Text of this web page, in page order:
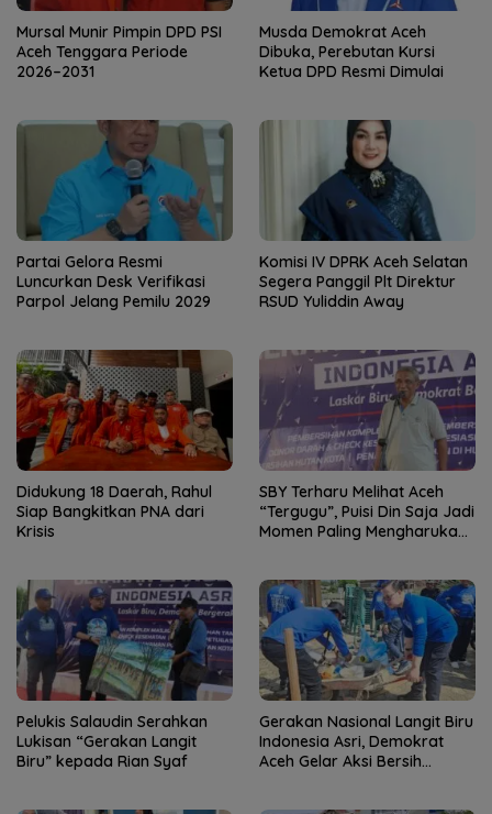
Mursal Munir Pimpin DPD PSI
Aceh Tenggara Periode
2026–2031
Musda Demokrat Aceh
Dibuka, Perebutan Kursi
Ketua DPD Resmi Dimulai
Partai Gelora Resmi
Luncurkan Desk Verifikasi
Parpol Jelang Pemilu 2029
Komisi IV DPRK Aceh Selatan
Segera Panggil Plt Direktur
RSUD Yuliddin Away
Didukung 18 Daerah, Rahul
Siap Bangkitkan PNA dari
Krisis
SBY Terharu Melihat Aceh
“Tergugu”, Puisi Din Saja Jadi
Momen Paling Mengharukan
Pelukis Salaudin Serahkan
Lukisan “Gerakan Langit
Biru” kepada Rian Syaf
Gerakan Nasional Langit Biru
Indonesia Asri, Demokrat
Aceh Gelar Aksi Bersih